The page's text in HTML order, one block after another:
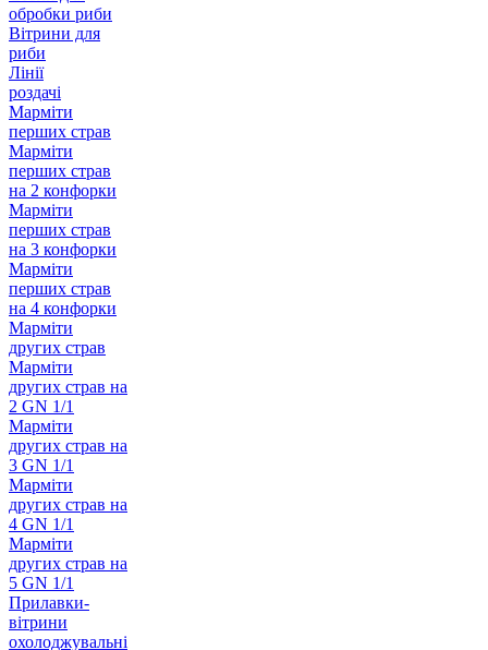
обробки риби
Вітрини для
риби
Лінії
роздачі
Марміти
перших страв
Марміти
перших страв
на 2 конфорки
Марміти
перших страв
на 3 конфорки
Марміти
перших страв
на 4 конфорки
Марміти
других страв
Марміти
других страв на
2 GN 1/1
Марміти
других страв на
3 GN 1/1
Марміти
других страв на
4 GN 1/1
Марміти
других страв на
5 GN 1/1
Прилавки-
вітрини
охолоджувальні